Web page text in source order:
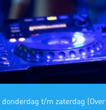
donderdag t/m zaterdag